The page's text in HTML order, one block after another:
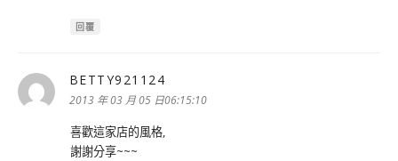
回覆
BETTY921124
示:
2013 年 03 月 05 日06:15:10
喜歡這家店的風格,
謝謝分享~~~